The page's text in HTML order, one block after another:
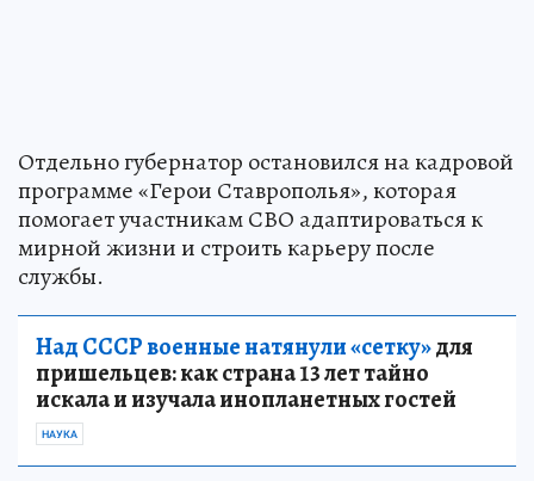
Отдельно губернатор остановился на кадровой
программе «Герои Ставрополья», которая
помогает участникам СВО адаптироваться к
мирной жизни и строить карьеру после
службы.
Над СССР военные натянули «сетку»для
пришельцев: как страна 13 лет тайно
искала и изучала инопланетных гостей
НАУКА